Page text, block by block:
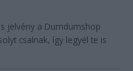
jelvény a Dumdumshop
csalnak, így legyél te is